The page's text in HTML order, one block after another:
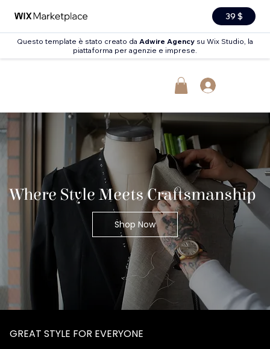
39 $
Questo template è stato creato da Adwire Agency su Wix Studio, la
piattaforma per agenzie e imprese.